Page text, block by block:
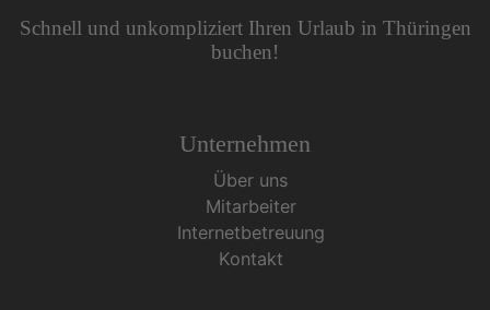
Schnell und unkompliziert Ihren Urlaub in Thüringen
buchen!
Unternehmen
Über uns
Mitarbeiter
Internetbetreuung
Kontakt